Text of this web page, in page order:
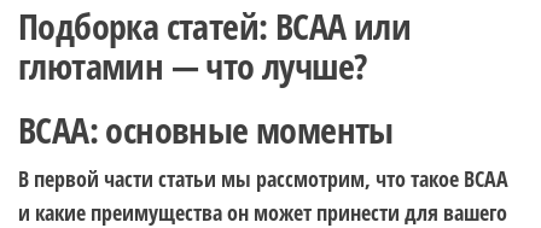
Подборка статей: BCAA или
глютамин — что лучше?
BCAA: основные моменты
В первой части статьи мы рассмотрим, что такое BCAA
и какие преимущества он может принести для вашего